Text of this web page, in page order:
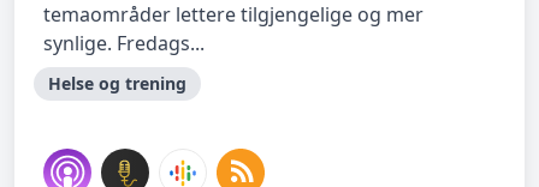
temaområder lettere tilgjengelige og mer
synlige. Fredags...
Helse og trening